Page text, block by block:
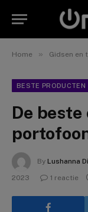
Home » Gidsen en
BESTE PRODUCTEN
De
By Lushanna
2023
1 reactie